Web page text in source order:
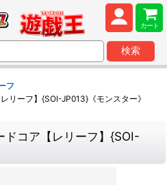
カート
検索
フ
リーフ】{SOI-JP013}《モンスター》
ドコア【レリーフ】{SOI-